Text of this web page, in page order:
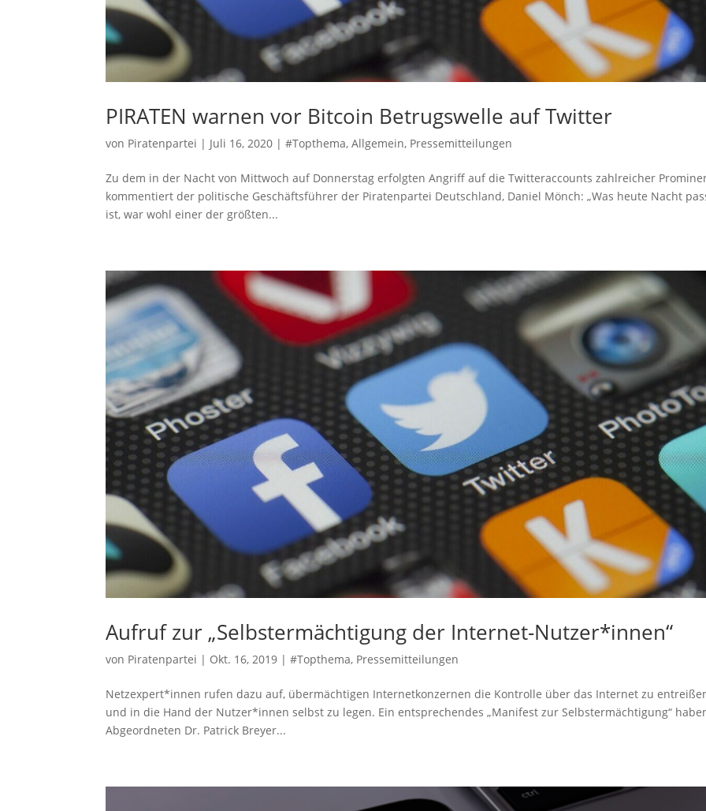
PIRATEN warnen vor Bitcoin Betrugswelle auf Twitter
von Piratenpartei | Juli 16, 2020 |#Topthema,Allgemein, Pressemitteilungen
Zu dem in der Nacht von Mittwoch auf Donnerstag erfolgten Angriff auf die Twitteraccounts zahlreicher
kommentiert der politische Geschäftsführer der Piratenpartei Deutschland, Daniel Mönch: „Was heute Nacht
ist, war wohl einer der größten...
Aufruf zur „Selbstermächtigung der Internet-Nutzer*innen“
von Piratenpartei | Okt. 16, 2019 |#Topthema, Pressemitteilungen
Netzexpert*innen rufen dazu auf, übermächtigen Internetkonzernen die Kontrolle über das Internet zu
und in die Hand der Nutzer*innen selbst zu legen. Ein entsprechendes „Manifest zur Selbstermächtigung“
Abgeordneten Dr. Patrick Breyer...